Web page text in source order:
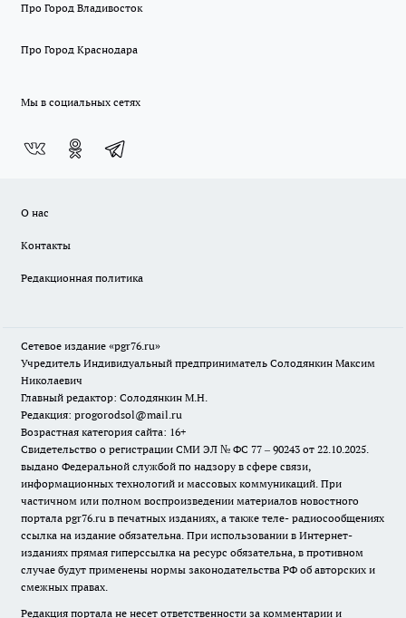
Про Город Владивосток
Про Город Краснодара
Мы в социальных сетях
О нас
Контакты
Редакционная политика
Сетевое издание «pgr76.ru»
Учредитель Индивидуальный предприниматель Солодянкин Максим
Николаевич
Главный редактор: Солодянкин М.Н.
Редакция: progorodsol@mail.ru
Возрастная категория сайта: 16+
Свидетельство о регистрации СМИ ЭЛ № ФС 77 – 90243 от 22.10.2025.
выдано Федеральной службой по надзору в сфере связи,
информационных технологий и массовых коммуникаций. При
частичном или полном воспроизведении материалов новостного
портала pgr76.ru в печатных изданиях, а также теле- радиосообщениях
ссылка на издание обязательна. При использовании в Интернет-
изданиях прямая гиперссылка на ресурс обязательна, в противном
случае будут применены нормы законодательства РФ об авторских и
смежных правах.
Редакция портала не несет ответственности за комментарии и